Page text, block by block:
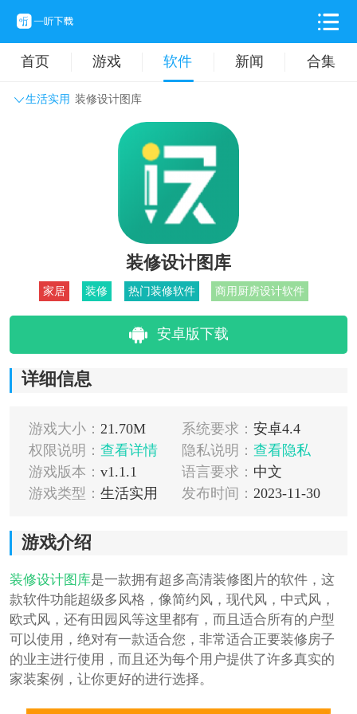
首页 游戏 软件 新闻 合集
生活实用 装修设计图库
主题壁纸 旅游出行
拍摄美化 时尚购物
装修设计图库
家居 装修 热门装修软件 商用厨房设计软件
安卓版下载
详细信息
游戏大小： 21.70M 系统要求： 安卓4.4
权限说明： 查看详情 隐私说明： 查看隐私
游戏版本： v1.1.1 语言要求： 中文
游戏类型： 生活实用 发布时间： 2023-11-30
游戏介绍
装修设计图库是一款拥有超多高清装修图片的软件，这
款软件功能超级多风格，像简约风，现代风，中式风，
欧式风，还有田园风等这里都有，而且适合所有的户型
可以使用，绝对有一款适合您，非常适合正要装修房子
的业主进行使用，而且还为每个用户提供了许多真实的
家装案例，让你更好的进行选择。